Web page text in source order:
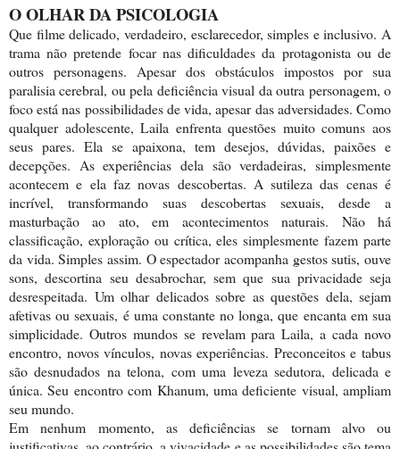
O OLHAR DA PSICOLOGIA
Que filme delicado, verdadeiro, esclarecedor, simples e inclusivo. A
trama não pretende focar nas dificuldades da protagonista ou de
outros personagens. Apesar dos obstáculos impostos por sua
paralisia cerebral, ou pela deficiência visual da outra personagem, o
foco está nas possibilidades de vida, apesar das adversidades. Como
qualquer adolescente, Laila enfrenta questões muito comuns aos
seus pares. Ela se apaixona, tem desejos, dúvidas, paixões e
decepções. As experiências dela são verdadeiras, simplesmente
acontecem e ela faz novas descobertas. A sutileza das cenas é
incrível, transformando suas descobertas sexuais, desde a
masturbação ao ato, em acontecimentos naturais. Não há
classificação, exploração ou crítica, eles simplesmente fazem parte
da vida. Simples assim. O espectador acompanha gestos sutis, ouve
sons, descortina seu desabrochar, sem que sua privacidade seja
desrespeitada. Um olhar delicados sobre as questões dela, sejam
afetivas ou sexuais, é uma constante no longa, que encanta em sua
simplicidade. Outros mundos se revelam para Laila, a cada novo
encontro, novos vínculos, novas experiências. Preconceitos e tabus
são desnudados na telona, com uma leveza sedutora, delicada e
única. Seu encontro com Khanum, uma deficiente visual, ampliam
seu mundo.
Em nenhum momento, as deficiências se tornam alvo ou